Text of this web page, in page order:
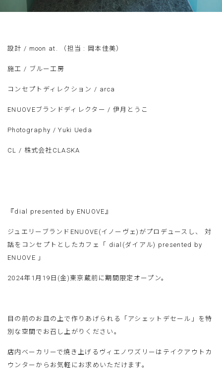
設計 / moon at. （担当 : 岡本佳美）
施工 / ブルー工房
コンセプトディレクション / arca
ENUOVEブランドディレクター / 伊月とうこ
Photography / Yuki Ueda
CL / 株式会社CLASKA
『dial presented by ENUOVE』
ジュエリーブランドENUOVE(イノーヴェ)がプロデュースし、 対
話をコンセプトとしたカフェ「 dial(ダイアル) presented by
ENUOVE 」
2024年 1 月 19 日 (金)東京 蔵前に期間限定オープン。
目の前のお皿の上で作りあげられる「アシェットデセール」を特
別な空間でお召し上がりください。
店内ベーカリーで焼き上げるヴィエノワズリーはテイクアウトカ
ウンターからお気軽にお求めいただけます。